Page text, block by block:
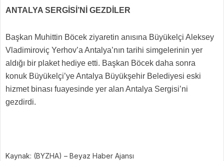
ANTALYA SERGİSİ’Nİ GEZDİLER
Başkan Muhittin Böcek ziyaretin anısına Büyükelçi Aleksey
Vladimiroviç Yerhov’a Antalya’nın tarihi simgelerinin yer
aldığı bir plaket hediye etti. Başkan Böcek daha sonra
konuk Büyükelçi’ye Antalya Büyükşehir Belediyesi eski
hizmet binası fuayesinde yer alan Antalya Sergisi’ni
gezdirdi.
Kaynak: (BYZHA) – Beyaz Haber Ajansı